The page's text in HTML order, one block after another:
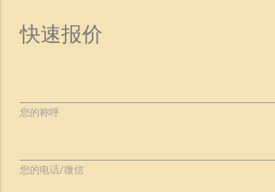
快速报价
您的称呼
您的电话/微信